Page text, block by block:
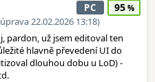
22.02.2026 13:18)
PC 95
pardon, už jsem editoval ten
hlavně převedení UI do
dlouhou dobu u LoD) -